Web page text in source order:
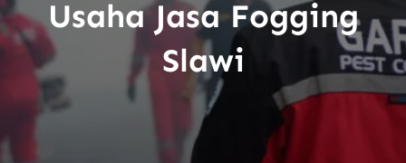
Usaha Jasa Fogging
Slawi